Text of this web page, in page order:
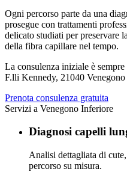
Ogni percorso parte da una
prosegue con trattamenti
delicato studiati per preservare
della fibra capillare nel tempo.
La consulenza iniziale è
F.lli Kennedy, 21040
Prenota consulenza gratuita
Servizi a Venegono Inferiore
Diagnosi capelli
Analisi dettagliata di
percorso su misura.